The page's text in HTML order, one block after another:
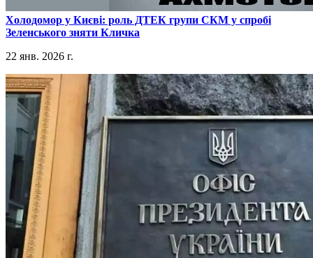
​Холодомор у Києві: роль ДТЕК групи СКМ у спробі
Зеленського зняти Кличка
22 янв. 2026 г.